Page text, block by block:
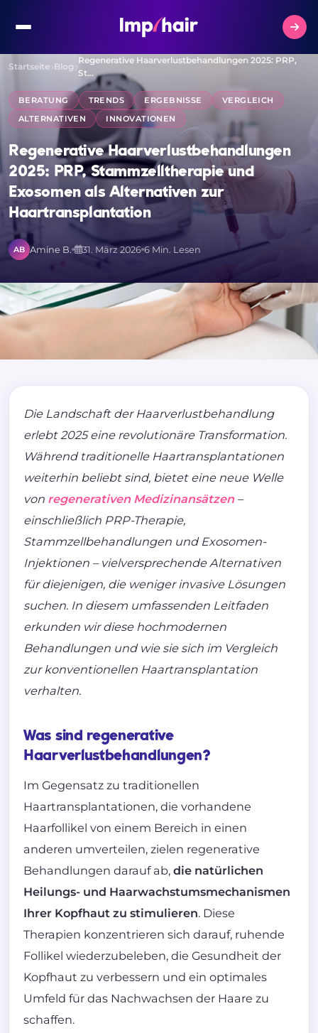
Startseite Blog
Regenerative Haarverlustbehandlungen 2025: PRP,
St…
BERATUNG TRENDS ERGEBNISSE
VERGLEICH
ALTERNATIVEN
INNOVATIONEN
Regenerative Haarverlustbehandlungen
2025: PRP, Stammzelltherapie und
Exosomen als Alternativen zur
Haartransplantation
AB Amine B. 31. März 2026 6 Min. Lesen
Die Landschaft der Haarverlustbehandlung
erlebt 2025 eine revolutionäre Transformation.
Während traditionelle Haartransplantationen
weiterhin beliebt sind, bietet eine neue Welle
von regenerativen Medizinansätzen–
einschließlich PRP-Therapie,
Stammzellbehandlungen und Exosomen-
Injektionen – vielversprechende Alternativen
für diejenigen, die weniger invasive Lösungen
suchen. In diesem umfassenden Leitfaden
erkunden wir diese hochmodernen
Behandlungen und wie sie sich im Vergleich
zur konventionellen Haartransplantation
verhalten.
Was sind regenerative
Haarverlustbehandlungen?
Im Gegensatz zu traditionellen
Haartransplantationen, die vorhandene
Haarfollikel von einem Bereich in einen
anderen umverteilen, zielen regenerative
Behandlungen darauf ab, die natürlichen
Heilungs- und Haarwachstumsmechanismen
Ihrer Kopfhaut zu stimulieren. Diese
Therapien konzentrieren sich darauf, ruhende
Follikel wiederzubeleben, die Gesundheit der
Kopfhaut zu verbessern und ein optimales
Umfeld für das Nachwachsen der Haare zu
schaffen.